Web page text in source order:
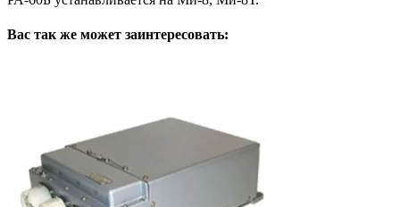
Вас так же может заинтересовать: